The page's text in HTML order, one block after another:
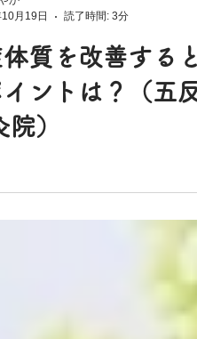
か
10月19日
読了時間: 3分
質を改善すると
院）